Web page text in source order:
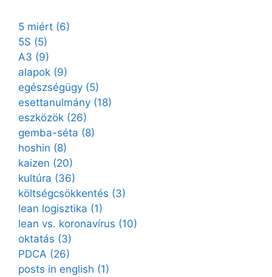
5 miért (6)
5S (5)
A3 (9)
alapok (9)
egészségügy (5)
esettanulmány (18)
eszközök (26)
gemba-séta (8)
hoshin (8)
kaizen (20)
kultúra (36)
költségcsökkentés (3)
lean logisztika (1)
lean vs. koronavírus (10)
oktatás (3)
PDCA (26)
posts in english (1)